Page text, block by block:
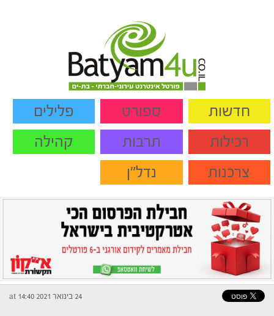
חדשות ספורט
פלילים
רכילות
תרבות
קהילה
צרכנות
נדל"ן
24 בינואר 2021 at 14:40